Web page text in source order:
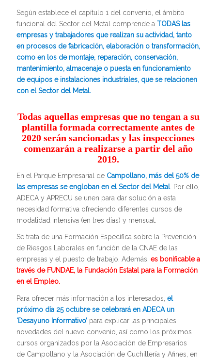
Según establece el capítulo 1 del convenio, el ámbito
funcional del Sector del Metal comprende a TODAS las
empresas y trabajadores que realizan su actividad, tanto
en procesos de fabricación, elaboración o transformación,
como en los de montaje, reparación, conservación,
mantenimiento, almacenaje o puesta en funcionamiento
de equipos e instalaciones industriales, que se relacionen
con el Sector del Metal.
Todas aquellas empresas que no tengan a su
plantilla formada correctamente antes de
2020 serán sancionadas y las inspecciones
comenzarán a realizarse a partir del año
2019.
En el Parque Empresarial de Campollano, más del 50% de
las empresas se engloban en el Sector del Metal. Por ello,
ADECA y APRECU se unen para dar solución a esta
necesidad formativa ofreciendo diferentes cursos de
modalidad intensiva (en tres días) y mensual.
Se trata de una Formación Específica sobre la Prevención
de Riesgos Laborales en función de la CNAE de las
empresas y el puesto de trabajo. Además, es bonificable a
través de FUNDAE, la Fundación Estatal para la Formación
en el Empleo.
Para ofrecer más información a los interesados, el
próximo día 25 octubre se celebrará en ADECA un
‘Desayuno Informativo’para explicar las principales
novedades del nuevo convenio, así como los próximos
cursos organizados por la Asociación de Empresarios
de Campollano y la Asociación de Cuchillería y Afines, en